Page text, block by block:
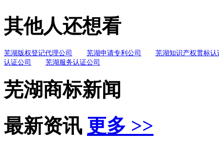
其他人还想看
芜湖版权登记代理公司 芜湖申请专利公司
芜湖知识产权贯标认
认证公司
芜湖服务认证公司
芜湖商标新闻
最新资讯 更多 >>